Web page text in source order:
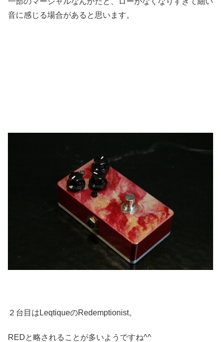
音に感じる場合があると思います。
２台目はLeqtiqueのRedemptionist。
REDと略されることが多いようですね^^